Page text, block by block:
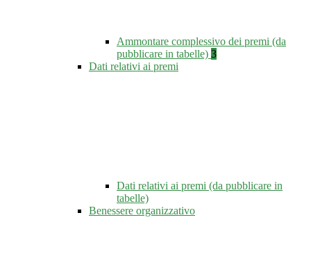
Ammontare complessivo dei premi (da
pubblicare in tabelle) 3
Dati relativi ai premi
Dati relativi ai premi (da pubblicare in
tabelle)
Benessere organizzativo